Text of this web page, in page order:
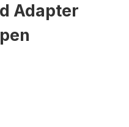
Adapter